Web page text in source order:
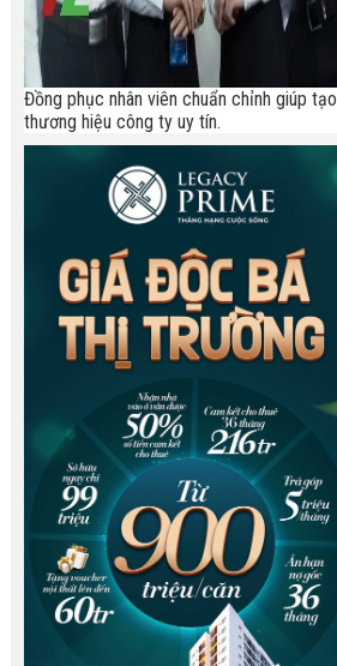
Đồng phục nhân viên chuẩn chỉnh giúp tạo
thương hiệu công ty uy tín.